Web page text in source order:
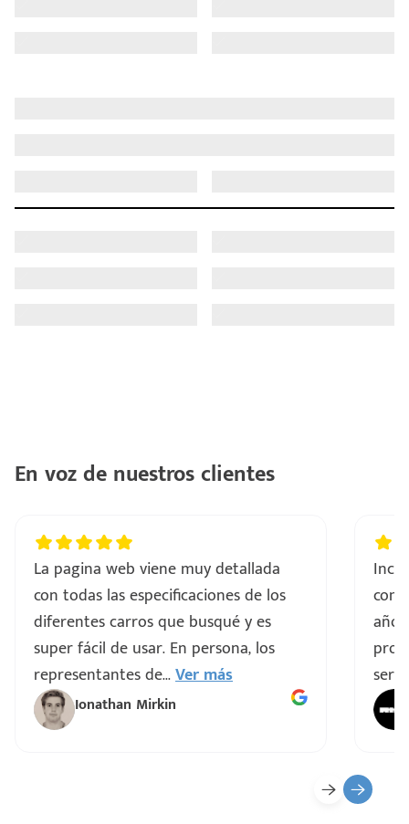
En voz de nuestros clientes
La pagina web viene muy detallada
con todas las especificaciones de los
diferentes carros que busqué y es
super fácil de usar. En persona, los
representantes de...Ver más
Ionathan Mirkin